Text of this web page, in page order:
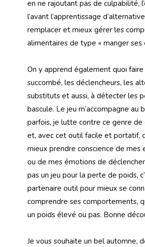
en ne rajoutant pas de culpabilité,
l’avant l’apprentissage
remplacer et mieux gérer les
alimentaires de type « manger ses
On y apprend également quoi faire
succombé, les déclencheurs, les
substituts et aussi, à détecter les
bascule. Le jeu m’accompagne au
parfois, je lutte contre ce genre de
et, avec cet outil facile et portatif,
mieux prendre conscience de mes
ou de mes émotions de
pas un jeu pour la perte de poids,
partenaire outil pour mieux se
comprendre ses comportements,
un poids élevé ou pas. Bonne
Je vous souhaite un bel automne,